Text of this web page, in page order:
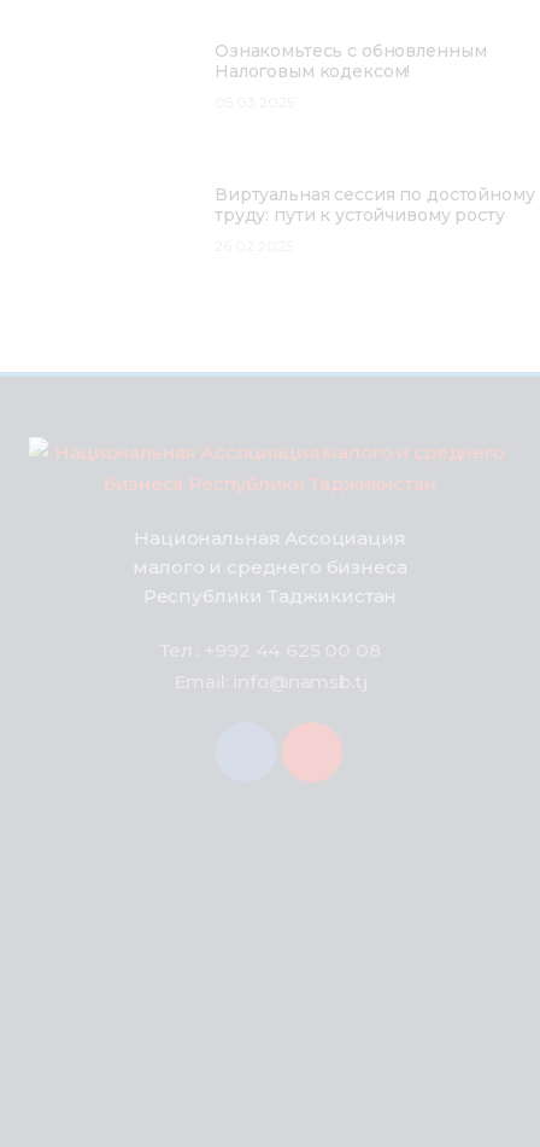
Ознакомьтесь с обновленным
Налоговым кодексом!
Виртуальная сессия по достойному
труду: пути к устойчивому росту
Национальная Ассоциация
малого и среднего бизнеса
Республики Таджикистан